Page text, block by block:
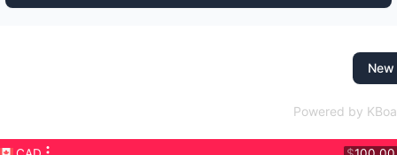
New
Powered by